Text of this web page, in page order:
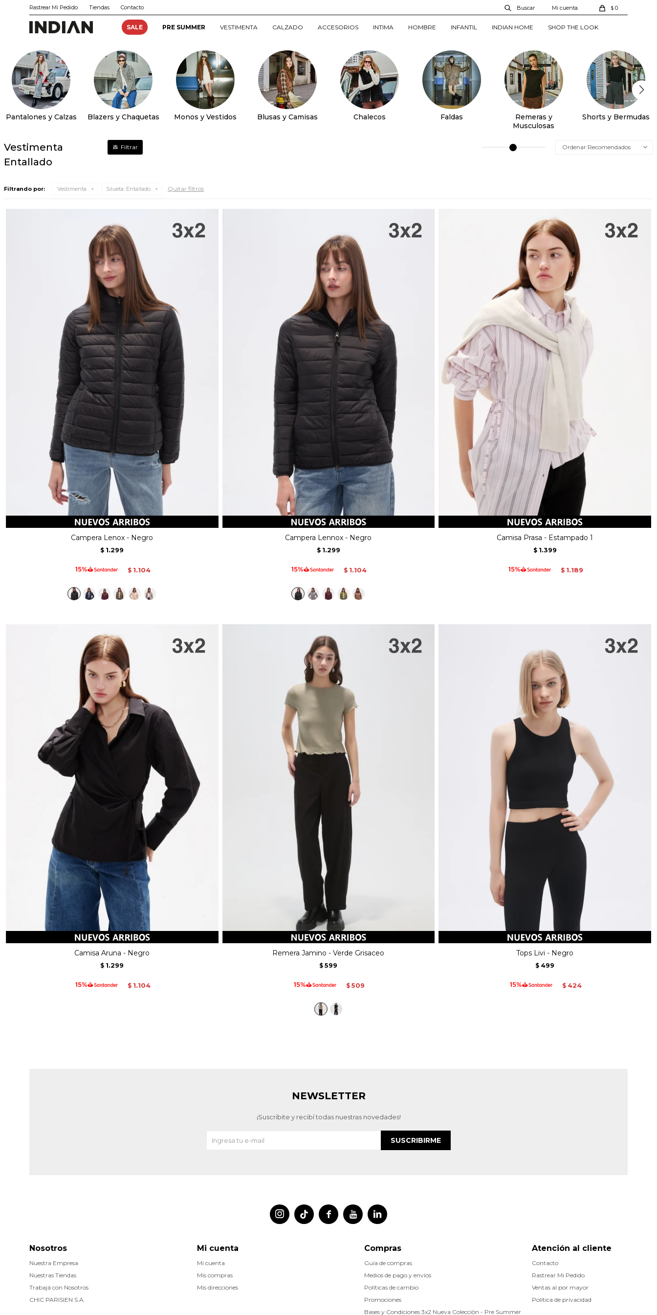
SALE PRE SUMMER VESTIMENTA CALZADO ACCESORIOS INTIMA HOMBRE INFANTIL INDIAN HOME SHOP THE LOOK
$ 0
Rastrear Mi Pedido Tiendas Contacto
Pantalones y Calzas Blazers y Chaquetas Monos y Vestidos Blusas y Camisas Chalecos Faldas
Remeras y
Musculosas
Shorts y Bermudas
Vestimenta
Entallado
Recomendados
Filtrando por: Vestimenta Silueta: Entallado Quitar filtros
Campera Lenox - Negro
$ 1.299
$ 1.104
Campera Lennox - Negro
$ 1.299
$ 1.104
Camisa Prasa - Estampado 1
$ 1.399
$ 1.189
Camisa Aruna - Negro
$ 1.299
$ 1.104
Remera Jamino - Verde Grisaceo
$ 599
$ 509
Tops Livi - Negro
$ 499
$ 424
 
 
Atención al cliente
Contacto
Rastrear Mi Pedido
Ventas al por mayor
Política de privacidad
Nosotros
Nuestra Empresa
Nuestras Tiendas
Trabajá con Nosotros
CHIC PARISIEN S.A.
Compras
Guía de compras
Medios de pago y envíos
Políticas de cambio
Promociones
Bases y Condiciones 3x2 Nueva Colecciòn - Pre Summer
Mi cuenta
Mi cuenta
Mis compras
Mis direcciones
NEWSLETTER
¡Suscribite y recibí todas nuestras novedades!
SUSCRIBIRME